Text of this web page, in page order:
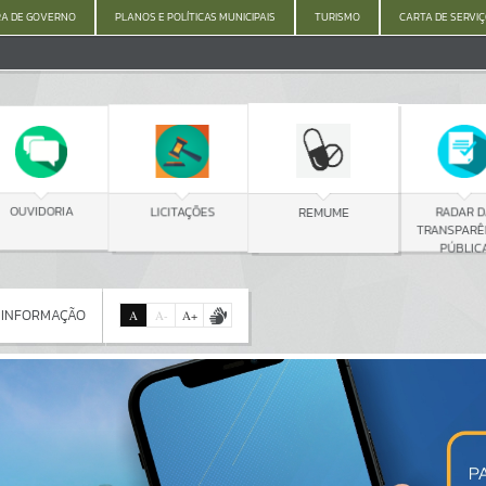
DE GOVERNO PLANOS E POLÍTICAS MUNICIPAIS TURISMO CARTA DE
TRANSPARÊNCIA
PÚBLICA
Por favor, aguarde...
A A- A+